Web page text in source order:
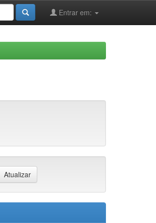
Entrar em: